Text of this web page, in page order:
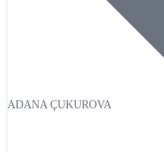
ADANA ÇUKUROVA